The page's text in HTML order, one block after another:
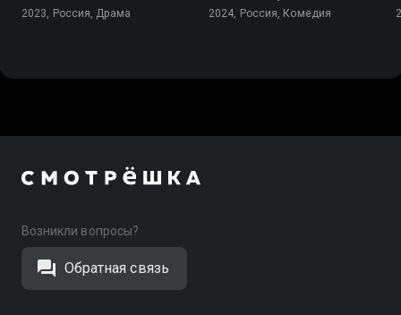
2023, Россия, Драма 2024, Россия, Комедия
Возникли вопросы?
Обратная связь